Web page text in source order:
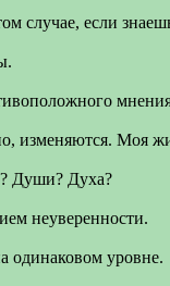
случае, если
изменяются. Моя
Души? Духа?
неуверенности.
одинаковом уровне.